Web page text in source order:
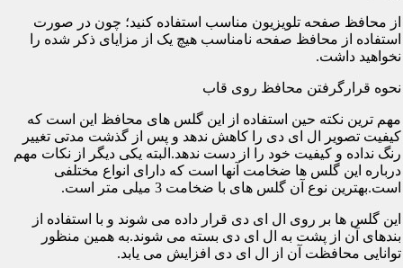
از محافظ صفحه تلویزیون مناسب استفاده کنید؛ چون در صورت
استفاده از محافظ صفحه نامناسب هیچ یک از مزایای ذکر شده را
نخواهید داشت.
نحوه قرارگرفتن محافظ روی قاب
مهم ترین نکته حین استفاده از این گلس های محافظ این است که
کیفیت تصویر ال ای دی را کاهش ندهد و پس از گذشت مدتی تغییر
رنگ نداده و کیفیت خود را از دست ندهد.البته یکی دیگر از نکات مهم
درباره این گلس ها ضخامت آنها است که دارای انواع مختلفی
است.بهترین نوع آن گلس های با ضخامت 3 میلی متر است.
این گلس ها بر روی ال ای دی قرار داده می شوند و با استفاده از
بندهای آن از پشت به ال ای دی بسته می شوند.به همین منظور
توانایی محافظت آن از ال ای دی افزایش می یابد.